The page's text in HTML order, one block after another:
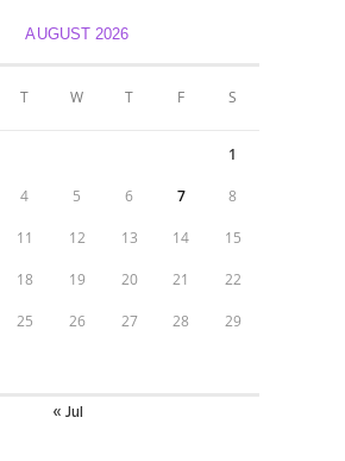
AUGUST 2026
T W T F S
1
4 5 6 7 8
11 12 13 14 15
18 19 20 21 22
25 26 27 28 29
« Jul